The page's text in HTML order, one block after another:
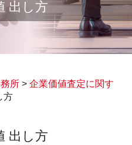
出し方
所 > 企業価値査定に関す
方
出し方